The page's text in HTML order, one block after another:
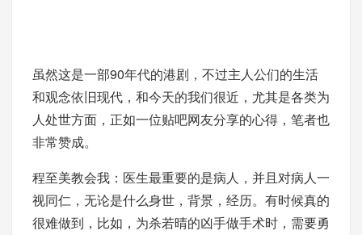
虽然这是一部90年代的港剧，不过主人公们的生活
和观念依旧现代，和今天的我们很近，尤其是各类为
人处世方面，正如一位贴吧网友分享的心得，笔者也
非常赞成。
程至美教会我：医生最重要的是病人，并且对病人一
视同仁，无论是什么身世，背景，经历。有时候真的
很难做到，比如，为杀若晴的凶手做手术时，需要勇